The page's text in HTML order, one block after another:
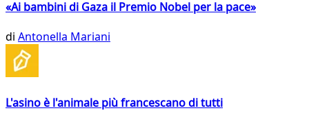
«Ai bambini di Gaza il Premio Nobel per la pace»
di Antonella Mariani
L'asino è l'animale più francescano di tutti